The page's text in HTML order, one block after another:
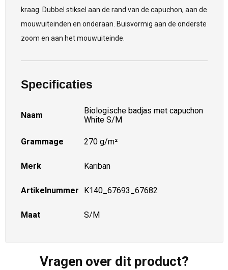
kraag. Dubbel stiksel aan de rand van de capuchon, aan de
mouwuiteinden en onderaan. Buisvormig aan de onderste
zoom en aan het mouwuiteinde.
Specificaties
Naam
Biologische badjas met capuchon
White S/M
Grammage 270 g/m²
Merk Kariban
Artikelnummer K140_67693_67682
Maat S/M
Vragen over dit product?